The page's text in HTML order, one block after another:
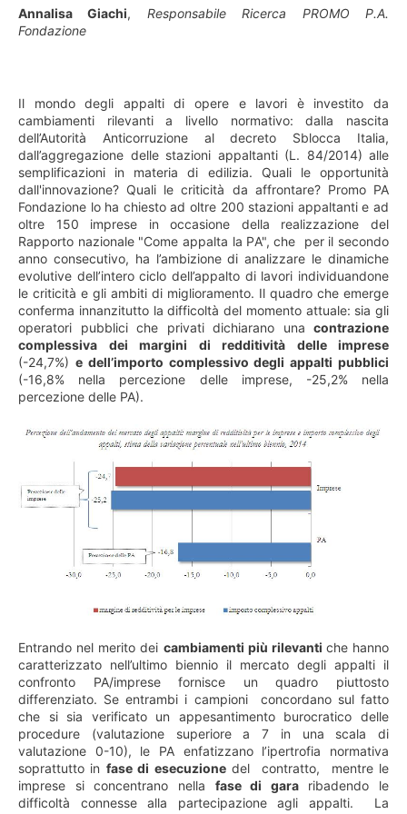
Annalisa Giachi, Responsabile Ricerca PROMO P.A.
Fondazione
Il mondo degli appalti di opere e lavori è investito da
cambiamenti rilevanti a livello normativo: dalla nascita
dell’Autorità Anticorruzione al decreto Sblocca Italia,
dall’aggregazione delle stazioni appaltanti (L. 84/2014) alle
semplificazioni in materia di edilizia. Quali le opportunità
dall'innovazione? Quali le criticità da affrontare? Promo PA
Fondazione lo ha chiesto ad oltre 200 stazioni appaltanti e ad
oltre 150 imprese in occasione della realizzazione del
Rapporto nazionale "Come appalta la PA", che per il secondo
anno consecutivo, ha l’ambizione di analizzare le dinamiche
evolutive dell’intero ciclo dell’appalto di lavori individuandone
le criticità e gli ambiti di miglioramento. Il quadro che emerge
conferma innanzitutto la difficoltà del momento attuale: sia gli
operatori pubblici che privati dichiarano una contrazione
complessiva dei margini di redditività delle imprese
(-24,7%) e dell’importo complessivo degli appalti pubblici
(-16,8% nella percezione delle imprese, -25,2% nella
percezione delle PA).
Entrando nel merito dei cambiamenti più rilevanti che hanno
caratterizzato nell’ultimo biennio il mercato degli appalti il
confronto PA/imprese fornisce un quadro piuttosto
differenziato. Se entrambi i campioni concordano sul fatto
che si sia verificato un appesantimento burocratico delle
procedure (valutazione superiore a 7 in una scala di
valutazione 0-10), le PA enfatizzano l’ipertrofia normativa
soprattutto in fase di esecuzionedel contratto, mentre le
imprese si concentrano nella fase di gararibadendo le
difficoltà connesse alla partecipazione agli appalti. La